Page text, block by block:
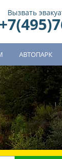
Вызвать
АВТОПАРК